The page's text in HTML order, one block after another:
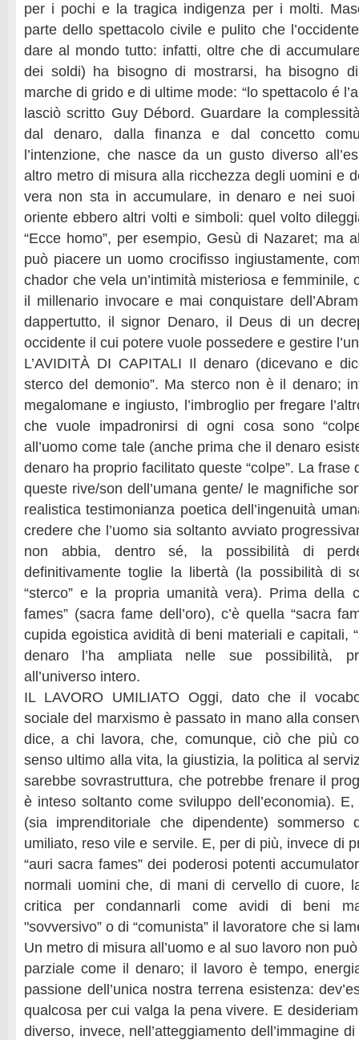
per i pochi e la tragica indigenza per i molti.
parte dello spettacolo civile e pulito che
dare al mondo tutto: infatti, oltre che di
dei soldi) ha bisogno di mostrarsi, ha bisogno
marche di grido e di ultime mode: “lo spettacolo é
lasciò scritto Guy Débord. Guardare la
dal denaro, dalla finanza e dal concetto
l’intenzione, che nasce da un gusto diverso
altro metro di misura alla ricchezza degli uomini e
vera non sta in accumulare, in denaro e nei
oriente ebbero altri volti e simboli: quel volto
“Ecce homo”, per esempio, Gesù di Nazaret; ma
può piacere un uomo crocifisso ingiustamente,
chador che vela un’intimità misteriosa e femminile,
il millenario invocare e mai conquistare
dappertutto, il signor Denaro, il Deus di un
occidente il cui potere vuole possedere e gestire
L’AVIDITÀ DI CAPITALI Il denaro (dicevano e
sterco del demonio”. Ma sterco non è il denaro;
megalomane e ingiusto, l’imbroglio per fregare
che vuole impadronirsi di ogni cosa sono
all’uomo come tale (anche prima che il denaro
denaro ha proprio facilitato queste “colpe”. La frase
queste rive/son dell’umana gente/ le magnifiche
realistica testimonianza poetica dell’ingenuità
credere che l’uomo sia soltanto avviato
non abbia, dentro sé, la possibilità di
definitivamente toglie la libertà (la possibilità di
“sterco” e la propria umanità vera). Prima della
fames” (sacra fame dell’oro), c’è quella “sacra
cupida egoistica avidità di beni materiali e capitali,
denaro l’ha ampliata nelle sue possibilità,
all’universo intero.
IL LAVORO UMILIATO Oggi, dato che il
sociale del marxismo è passato in mano alla
dice, a chi lavora, che, comunque, ciò che più
senso ultimo alla vita, la giustizia, la politica al
sarebbe sovrastruttura, che potrebbe frenare il
è inteso soltanto come sviluppo dell’economia).
(sia imprenditoriale che dipendente) sommerso
umiliato, reso vile e servile. E, per di più, invece di
“auri sacra fames” dei poderosi potenti
normali uomini che, di mani di cervello di cuore,
critica per condannarli come avidi di beni
"sovversivo” o di “comunista” il lavoratore che si
Un metro di misura all’uomo e al suo lavoro non
parziale come il denaro; il lavoro è tempo,
passione dell’unica nostra terrena esistenza:
qualcosa per cui valga la pena vivere. E
diverso, invece, nell’atteggiamento dell’immagine